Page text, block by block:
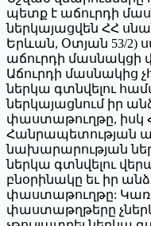
պետք է աճուրդի
ներկայացվեն ՀՀ
Երևան, Օտյան 53/2)
աճուրդի մասնակցի
Աճուրդի մասնակից
ներկա գտնվելու
ներկայացնում իր
փաստաթուղթը, իսկ
Հանրապետության
նախարարության
ներկա գտնվելու
բնօրինակը եւ իր
փաստաթուղթը:
փաստաթղթերը